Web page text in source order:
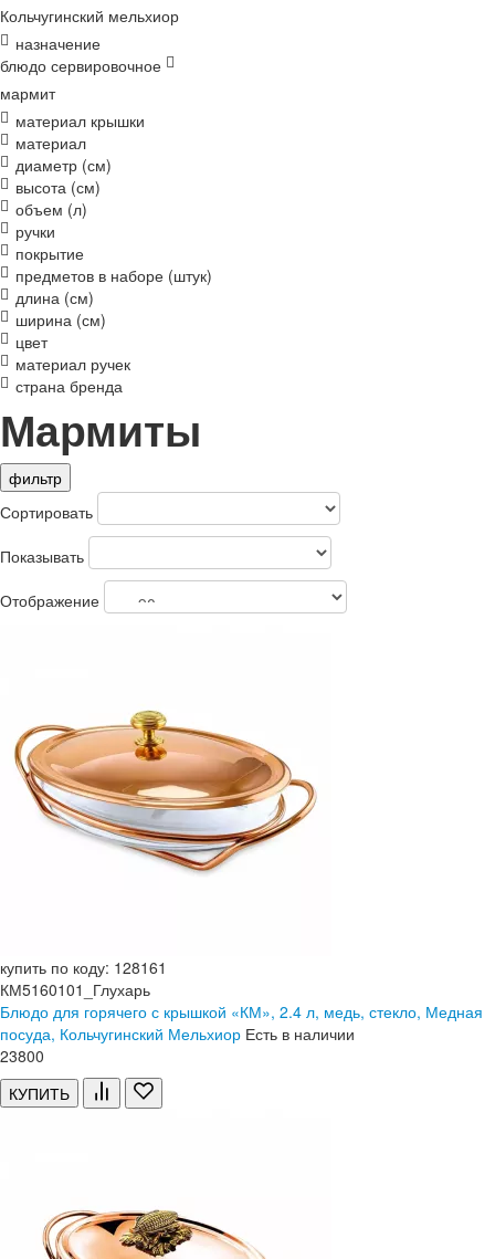
Кольчугинский мельхиор
назначение
блюдо сервировочное
мармит
материал крышки
материал
диаметр (см)
высота (см)
объем (л)
ручки
покрытие
предметов в наборе (штук)
длина (см)
ширина (см)
цвет
материал ручек
страна бренда
Мармиты
фильтр
Сортировать
Показывать
Отображение
купить по коду: 128161
КМ5160101_Глухарь
Блюдо для горячего с крышкой «КМ», 2.4 л, медь, стекло, Медная
посуда, Кольчугинский Мельхиор Есть в наличии
23800
КУПИТЬ